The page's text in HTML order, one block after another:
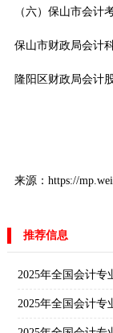
（六）保山市会计
保山市财政局会计
隆阳区财政局会计
来源：https://
推荐信息
2025年全国会计
2025年全国会计